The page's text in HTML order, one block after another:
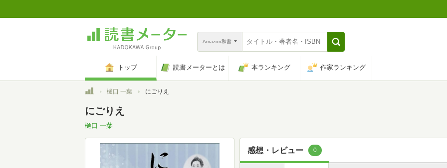
Amazon和書
トップ 読書メーターとは 本ランキング 作家ランキング
トップ樋口 一葉 にごりえ
にごりえ
樋口 一葉
感想・レビュー 0